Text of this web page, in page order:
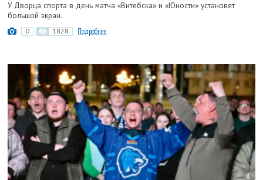
У Дворца спорта в день матча «Витебска» и «Юности» установят
большой экран.
0 1828 Подробнее